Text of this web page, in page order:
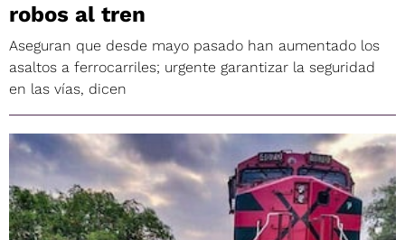
robos al tren
Aseguran que desde mayo pasado han aumentado los
asaltos a ferrocarriles; urgente garantizar la seguridad
en las vías, dicen